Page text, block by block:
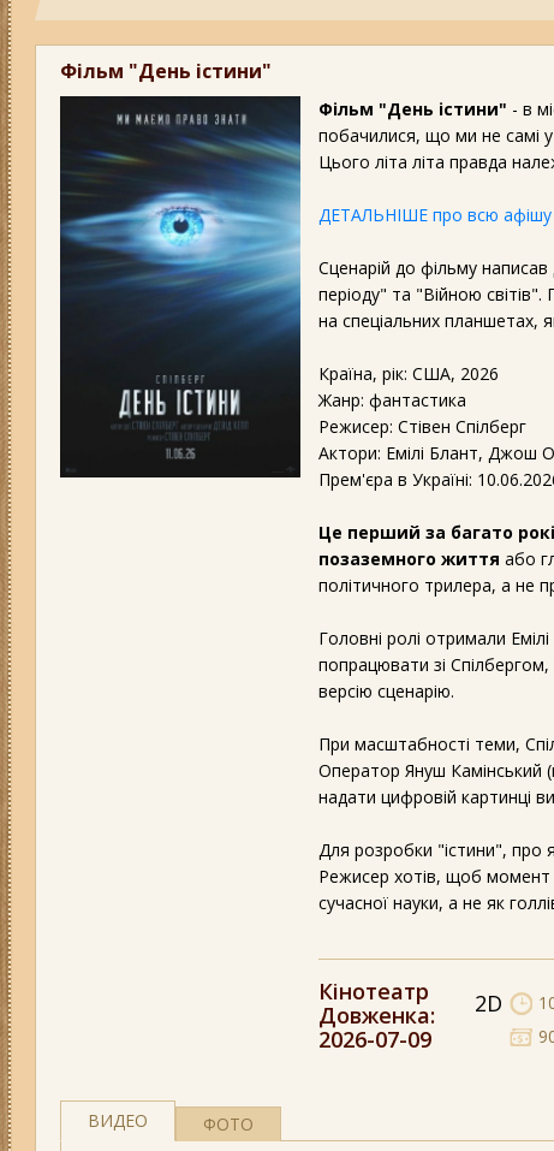
Фільм "День істини"
Фільм "День істини" - в
побачилися, що ми не самі
Цього літа літа правда
ДЕТАЛЬНІШЕ про всю афішу
Сценарій до фільму
періоду" та "Війною
на спеціальних планшетах,
Країна, рік: США, 2026
Жанр: фантастика
Режисер: Стівен Спілберг
Актори: Емілі Блант, Джош
Прем'єра в Україні:
Це перший за багато
позаземного життя або
політичного трилера, а не
Головні ролі отримали
попрацювати зі
версію сценарію.
При масштабності теми,
Оператор Януш Камінський
надати цифровій картинці
Для розробки "істини", про
Режисер хотів, щоб момент
сучасної науки, а не як
Кінотеатр
Довженка:
2026-07-09
2D
ВИДЕО ФОТО